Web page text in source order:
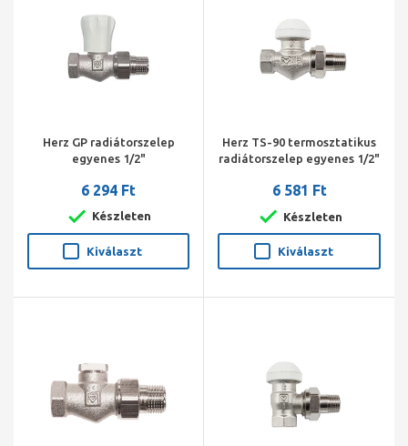
Herz GP radiátorszelep
egyenes 1/2"
6 294 Ft
Készleten
Kiválaszt
Herz TS-90 termosztatikus
radiátorszelep egyenes 1/2"
6 581 Ft
Készleten
Kiválaszt